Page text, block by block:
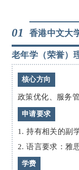
01 香港中文大
老年学（荣誉）
核心方向
政策优化、服务
申请要求
1. 持有相关的副
2. 语言要求：雅
学费